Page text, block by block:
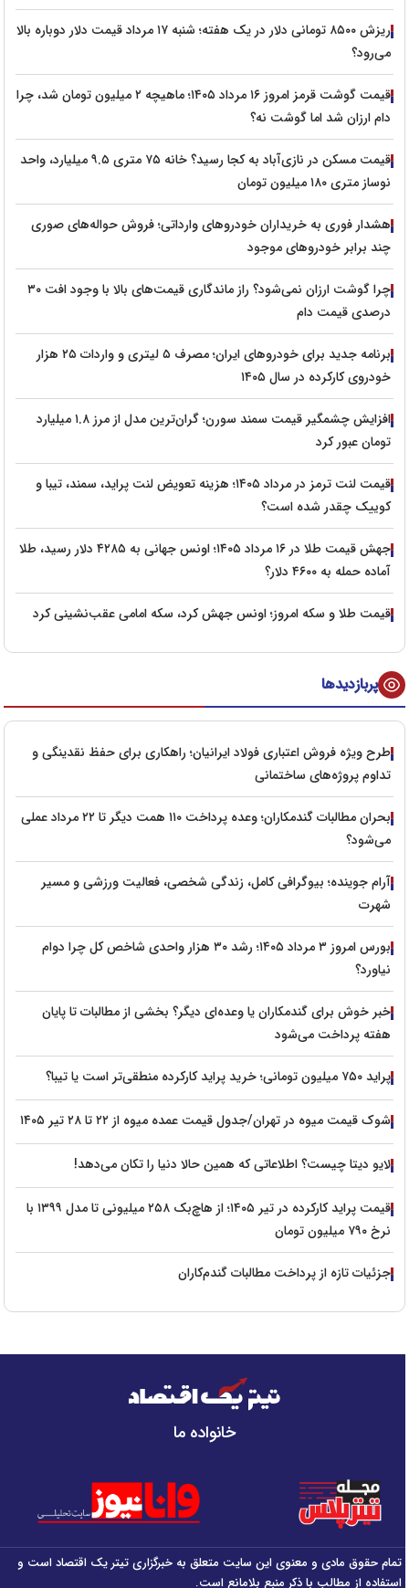
ریزش ۸۵۰۰ تومانی دلار در یک هفته؛ شنبه ۱۷ مرداد قیمت دلار دوباره بالا
می‌رود؟
قیمت گوشت قرمز امروز ۱۶ مرداد ۱۴۰۵؛ ماهیچه ۲ میلیون تومان شد، چرا
دام ارزان شد اما گوشت نه؟
قیمت مسکن در نازی‌آباد به کجا رسید؟ خانه ۷۵ متری ۹.۵ میلیارد، واحد
نوساز متری ۱۸۰ میلیون تومان
هشدار فوری به خریداران خودروهای وارداتی؛ فروش حواله‌های صوری
چند برابر خودروهای موجود
چرا گوشت ارزان نمی‌شود؟ راز ماندگاری قیمت‌های بالا با وجود افت ۳۰
درصدی قیمت دام
برنامه جدید برای خودروهای ایران؛ مصرف ۵ لیتری و واردات ۲۵ هزار
خودروی کارکرده در سال ۱۴۰۵
افزایش چشمگیر قیمت سمند سورن؛ گران‌ترین مدل از مرز ۱.۸ میلیارد
تومان عبور کرد
قیمت لنت ترمز در مرداد ۱۴۰۵؛ هزینه تعویض لنت پراید، سمند، تیبا و
کوییک چقدر شده است؟
جهش قیمت طلا در ۱۶ مرداد ۱۴۰۵؛ اونس جهانی به ۴۲۸۵ دلار رسید، طلا
آماده حمله به ۴۶۰۰ دلار؟
قیمت طلا و سکه امروز؛ اونس جهش کرد، سکه امامی عقب‌نشینی کرد
پربازدیدها
طرح ویژه فروش اعتباری فولاد ایرانیان؛ راهکاری برای حفظ نقدینگی و
تداوم پروژه‌های ساختمانی
بحران مطالبات گندمکاران؛ وعده پرداخت ۱۱۰ همت دیگر تا ۲۲ مرداد عملی
می‌شود؟
آرام جوینده؛ بیوگرافی کامل، زندگی شخصی، فعالیت ورزشی و مسیر
شهرت
بورس امروز ۳ مرداد ۱۴۰۵؛ رشد ۳۰ هزار واحدی شاخص کل چرا دوام
نیاورد؟
خبر خوش برای گندمکاران یا وعده‌ای دیگر؟ بخشی از مطالبات تا پایان
هفته پرداخت می‌شود
پراید ۷۵۰ میلیون تومانی؛ خرید پراید کارکرده منطقی‌تر است یا تیبا؟
شوک قیمت میوه در تهران/جدول قیمت عمده میوه از ۲۲ تا ۲۸ تیر ۱۴۰۵
لایو دیتا چیست؟ اطلاعاتی که همین حالا دنیا را تکان می‌دهد!
قیمت پراید کارکرده در تیر ۱۴۰۵؛ از هاچ‌بک ۲۵۸ میلیونی تا مدل ۱۳۹۹ با
نرخ ۷۹۰ میلیون تومان
جزئیات تازه از پرداخت مطالبات گندم‌کاران
خانواده ما
تمام حقوق مادی و معنوی این سایت متعلق به خبرگزاری تیتر یک اقتصاد است و
استفاده از مطالب با ذکر منبع بلامانع است.